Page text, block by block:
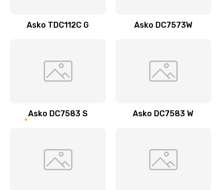
Asko TDC112C G Asko DC7573W
Asko DC7583 S Asko DC7583 W